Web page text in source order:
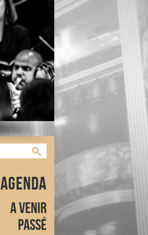
Agenda
A venir
Passé